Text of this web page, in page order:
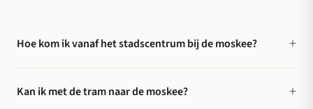
Hoe kom ik vanaf het stadscentrum bij de moskee?
Kan ik met de tram naar de moskee?